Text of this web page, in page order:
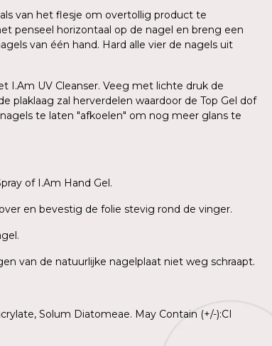
van het flesje om overtollig product te
penseel horizontaal op de nagel en breng een
van één hand. Hard alle vier de nagels uit
I.Am UV Cleanser. Veeg met lichte druk de
plaklaag zal herverdelen waardoor de Top Gel dof
te laten "afkoelen" om nog meer glans te
of I.Am Hand Gel.
en bevestig de folie stevig rond de vinger.
van de natuurlijke nagelplaat niet weg schraapt.
Solum Diatomeae. May Contain (+/-):CI